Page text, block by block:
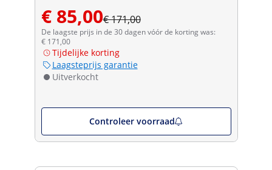
€ 85,00€ 171,00
De laagste prijs in de 30 dagen vóór de korting was:
€ 171,00
Tijdelijke korting
Laagsteprijs garantie
Uitverkocht
Controleer voorraad